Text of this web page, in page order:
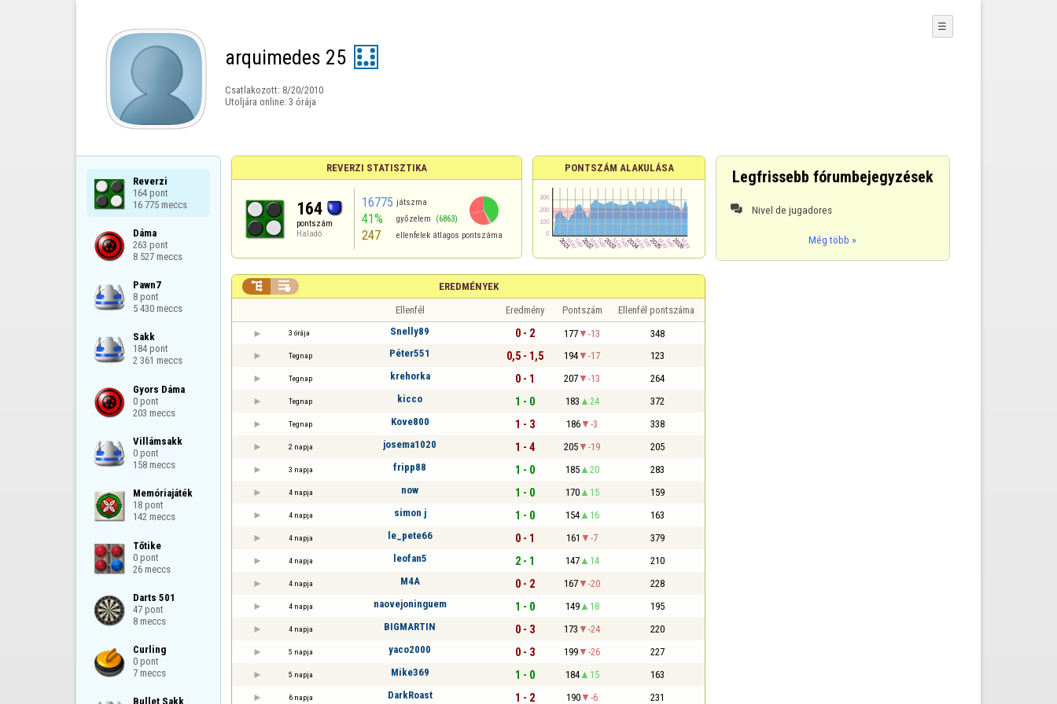
arquimedes 25
Csatlakozott: 8/20/2010
Utoljára online: 3 órája
☰
Reverzi
164 pont
16 775 meccs
Dáma
263 pont
8 527 meccs
Pawn7
8 pont
5 430 meccs
Sakk
184 pont
2 361 meccs
Gyors Dáma
0 pont
203 meccs
Villámsakk
0 pont
158 meccs
Memóriajáték
18 pont
142 meccs
Tőtike
0 pont
26 meccs
Darts 501
47 pont
8 meccs
Curling
0 pont
7 meccs
Bullet Sakk
REVERZI STATISZTIKA
164
pontszám
Haladó
16775 játszma
41% győzelem (6863)
247 ellenfelek átlagos pontszáma
PONTSZÁM ALAKULÁSA
EREDMÉNYEK
 
Ellenfél Eredmény Pontszám Ellenfél pontszáma
3 órája Snelly89 0 - 2 177 -13 348
Tegnap Péter551 0,5 - 1,5 194 -17 123
Tegnap krehorka 0 - 1 207 -13 264
Tegnap kicco 1 - 0 183 24 372
Tegnap Kove800 1 - 3 186 -3 338
2 napja josema1020 1 - 4 205 -19 205
3 napja fripp88 1 - 0 185 20 283
4 napja now 1 - 0 170 15 159
4 napja simon j 1 - 0 154 16 163
4 napja le_pete66 0 - 1 161 -7 379
4 napja leofan5 2 - 1 147 14 210
4 napja M4A 0 - 2 167 -20 228
4 napja naovejoninguem 1 - 0 149 18 195
4 napja BIGMARTIN 0 - 3 173 -24 220
5 napja yaco2000 0 - 3 199 -26 227
5 napja Mike369 1 - 0 184 15 163
6 napja DarkRoast 1 - 2 190 -6 231
Legfrissebb fórumbejegyzések
 Nivel de jugadores
Még több »